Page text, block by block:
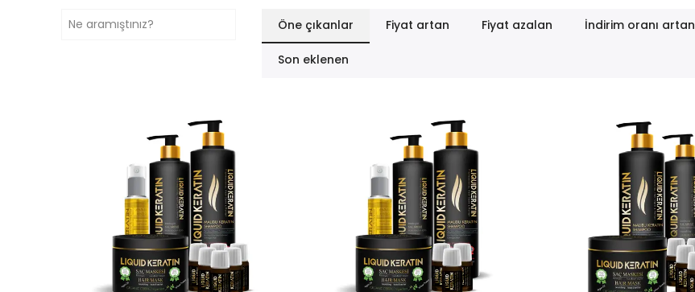
Öne çıkanlar Fiyat artan Fiyat azalan İndirim oranı artan
Son eklenen